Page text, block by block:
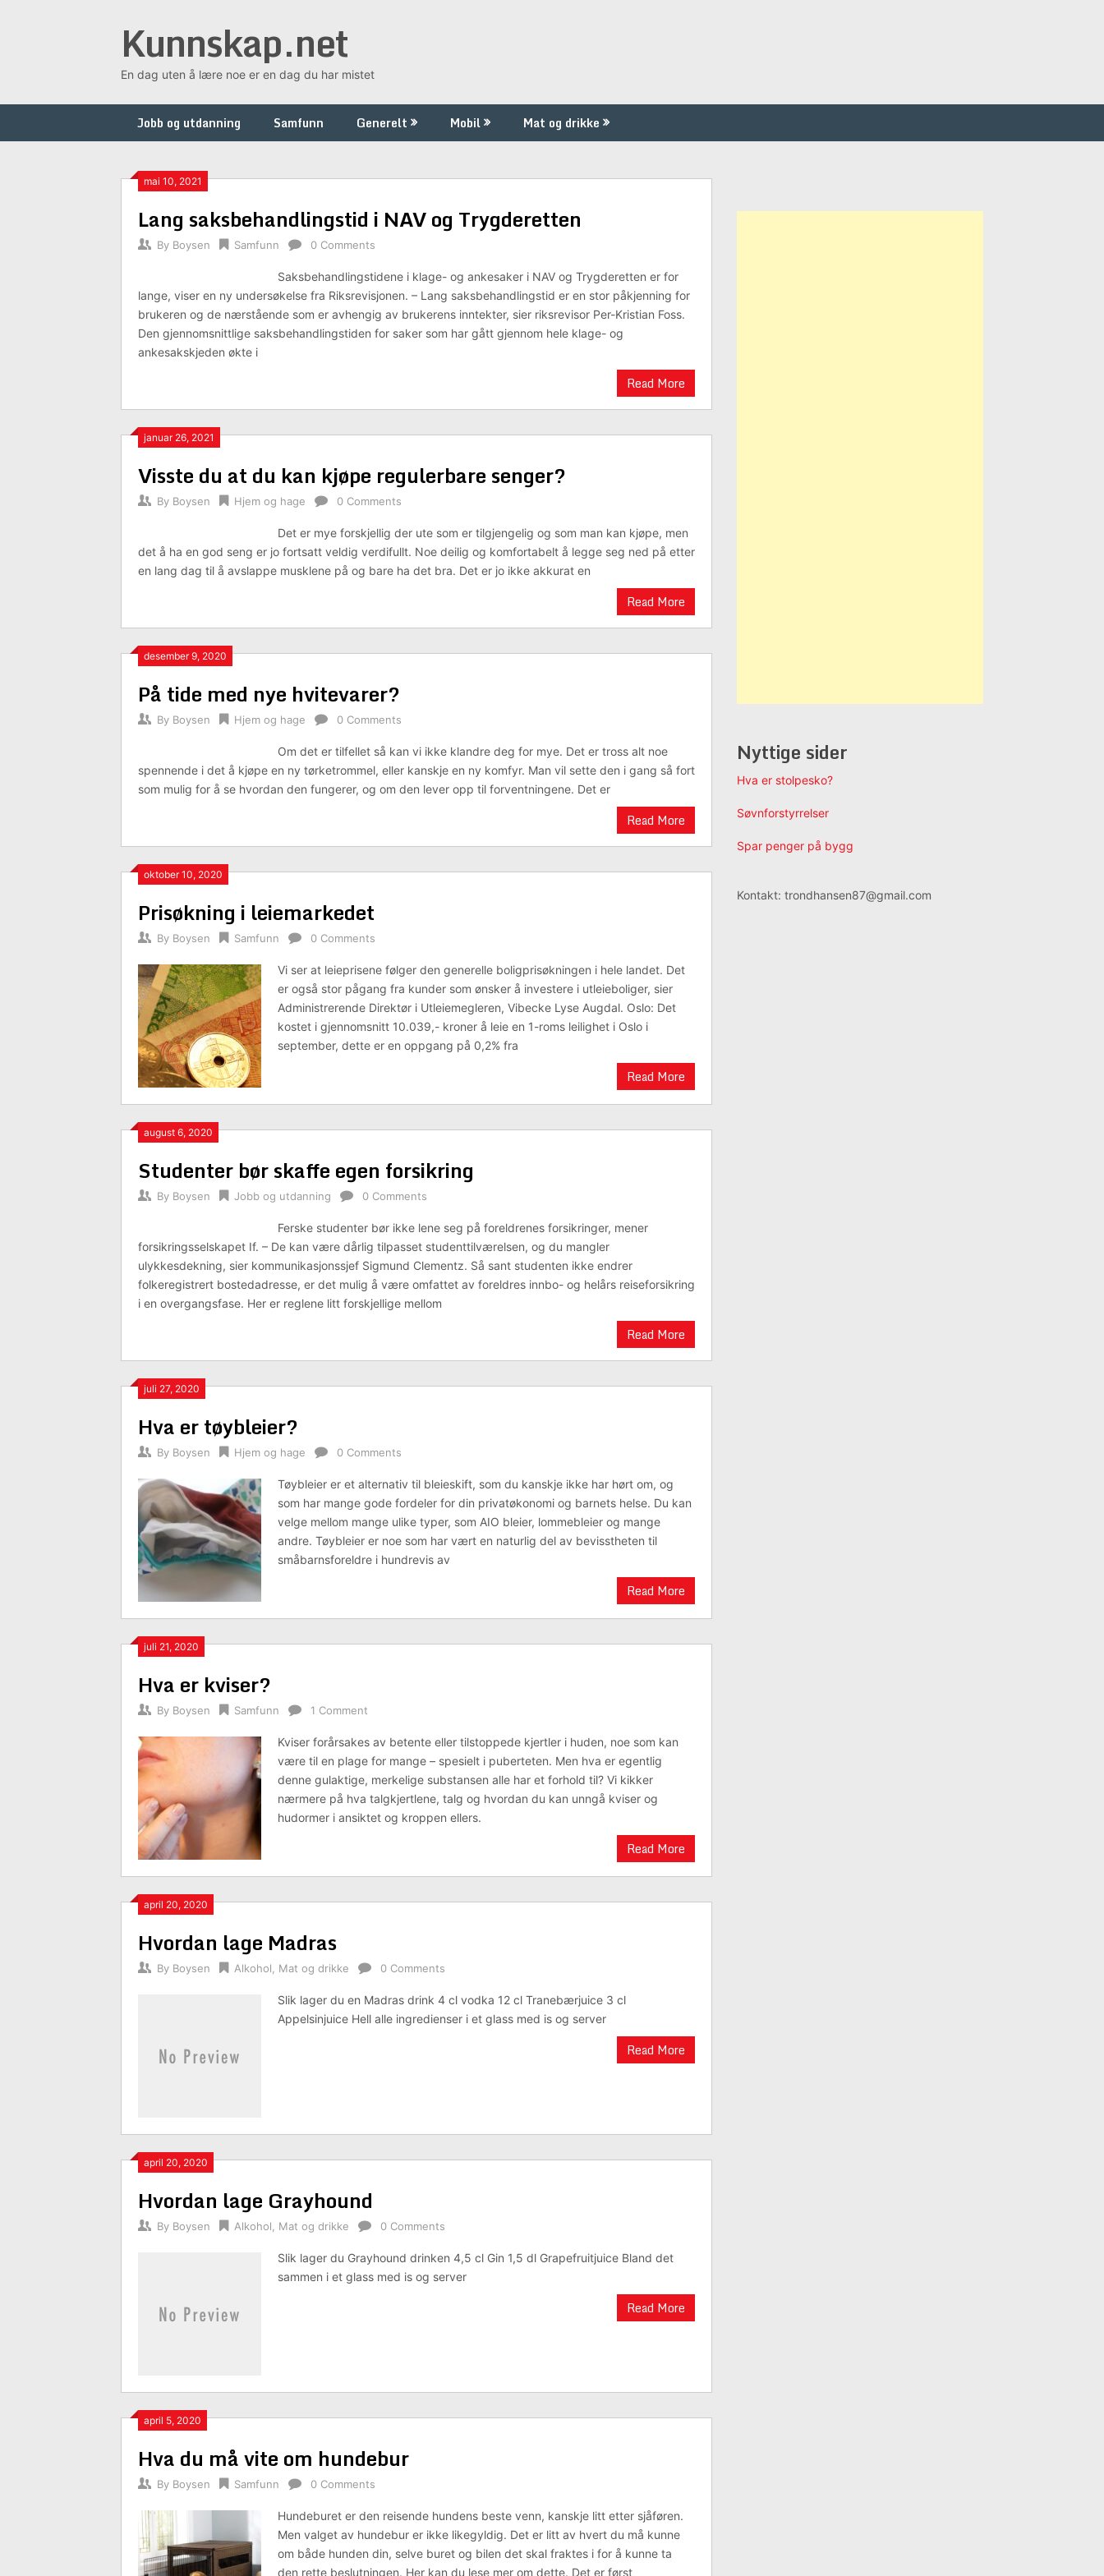
Kunnskap.net
En dag uten å lære noe er en dag du har mistet
Jobb og utdanning Samfunn Generelt Mobil Mat og drikke
mai 10, 2021
Lang saksbehandlingstid i NAV og Trygderetten
By Boysen Samfunn 0 Comments
Saksbehandlingstidene i klage- og ankesaker i NAV og Trygderetten er for
lange, viser en ny undersøkelse fra Riksrevisjonen. – Lang saksbehandlingstid er en stor påkjenning for
brukeren og de nærstående som er avhengig av brukerens inntekter, sier riksrevisor Per-Kristian Foss.
Den gjennomsnittlige saksbehandlingstiden for saker som har gått gjennom hele klage- og
ankesakskjeden økte i
Read More
januar 26, 2021
Visste du at du kan kjøpe regulerbare senger?
By Boysen Hjem og hage 0 Comments
Det er mye forskjellig der ute som er tilgjengelig og som man kan kjøpe, men
det å ha en god seng er jo fortsatt veldig verdifullt. Noe deilig og komfortabelt å legge seg ned på etter
en lang dag til å avslappe musklene på og bare ha det bra. Det er jo ikke akkurat en
Read More
desember 9, 2020
På tide med nye hvitevarer?
By Boysen Hjem og hage 0 Comments
Om det er tilfellet så kan vi ikke klandre deg for mye. Det er tross alt noe
spennende i det å kjøpe en ny tørketrommel, eller kanskje en ny komfyr. Man vil sette den i gang så fort
som mulig for å se hvordan den fungerer, og om den lever opp til forventningene. Det er
Read More
oktober 10, 2020
Prisøkning i leiemarkedet
By Boysen Samfunn 0 Comments
Vi ser at leieprisene følger den generelle boligprisøkningen i hele landet. Det
er også stor pågang fra kunder som ønsker å investere i utleieboliger, sier
Administrerende Direktør i Utleiemegleren, Vibecke Lyse Augdal. Oslo: Det
kostet i gjennomsnitt 10.039,- kroner å leie en 1-roms leilighet i Oslo i
september, dette er en oppgang på 0,2% fra
Read More
august 6, 2020
Studenter bør skaffe egen forsikring
By Boysen Jobb og utdanning 0 Comments
Ferske studenter bør ikke lene seg på foreldrenes forsikringer, mener
forsikringsselskapet If. – De kan være dårlig tilpasset studenttilværelsen, og du mangler
ulykkesdekning, sier kommunikasjonssjef Sigmund Clementz. Så sant studenten ikke endrer
folkeregistrert bostedadresse, er det mulig å være omfattet av foreldres innbo- og helårs reiseforsikring
i en overgangsfase. Her er reglene litt forskjellige mellom
Read More
juli 27, 2020
Hva er tøybleier?
By Boysen Hjem og hage 0 Comments
Tøybleier er et alternativ til bleieskift, som du kanskje ikke har hørt om, og
som har mange gode fordeler for din privatøkonomi og barnets helse. Du kan
velge mellom mange ulike typer, som AIO bleier, lommebleier og mange
andre. Tøybleier er noe som har vært en naturlig del av bevisstheten til
småbarnsforeldre i hundrevis av
Read More
juli 21, 2020
Hva er kviser?
By Boysen Samfunn 1 Comment
Kviser forårsakes av betente eller tilstoppede kjertler i huden, noe som kan
være til en plage for mange – spesielt i puberteten. Men hva er egentlig
denne gulaktige, merkelige substansen alle har et forhold til? Vi kikker
nærmere på hva talgkjertlene, talg og hvordan du kan unngå kviser og
hudormer i ansiktet og kroppen ellers.
Read More
april 20, 2020
Hvordan lage Madras
By Boysen Alkohol Mat og drikke 0 Comments
Slik lager du en Madras drink 4 cl vodka 12 cl Tranebærjuice 3 cl
Appelsinjuice Hell alle ingredienser i et glass med is og server
Read More
april 20, 2020
Hvordan lage Grayhound
By Boysen Alkohol Mat og drikke 0 Comments
Slik lager du Grayhound drinken 4,5 cl Gin 1,5 dl Grapefruitjuice Bland det
sammen i et glass med is og server
Read More
april 5, 2020
Hva du må vite om hundebur
By Boysen Samfunn 0 Comments
Hundeburet er den reisende hundens beste venn, kanskje litt etter sjåføren.
Men valget av hundebur er ikke likegyldig. Det er litt av hvert du må kunne
om både hunden din, selve buret og bilen det skal fraktes i for å kunne ta
den rette beslutningen. Her kan du lese mer om dette. Det er først
Nyttige sider
Hva er stolpesko?
Søvnforstyrrelser
Spar penger på bygg
Kontakt: trondhansen87@gmail.com